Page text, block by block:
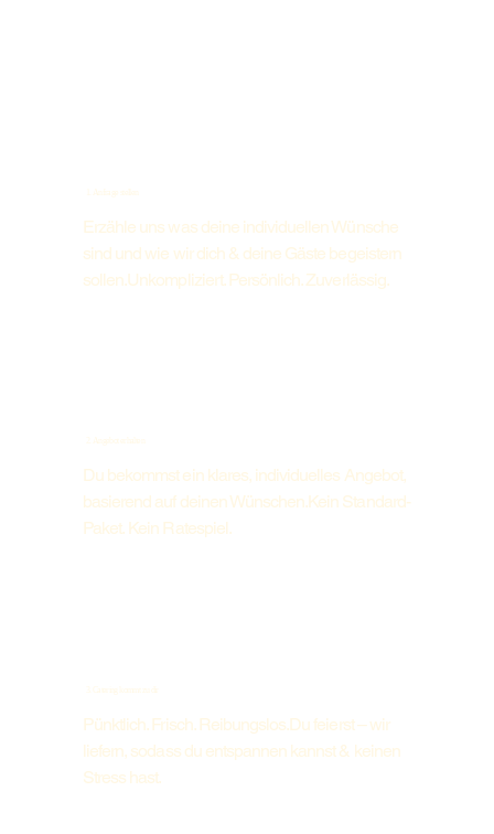
Erzähle uns was deine individuellen Wünsche
sind und wie wir dich & deine Gäste begeistern
sollen.Unkompliziert. Persönlich. Zuverlässig.
2. Angebot erhalten
Du bekommst ein klares, individuelles Angebot,
basierend auf deinen Wünschen.Kein Standard-
Paket. Kein Ratespiel.
3. Catering kommt zu dir
Pünktlich. Frisch. Reibungslos.Du feierst – wir
liefern, sodass du entspannen kannst & keinen
Stress hast.